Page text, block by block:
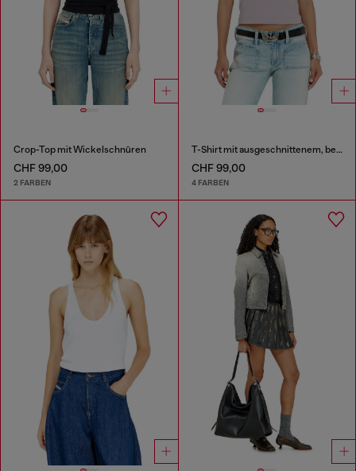
Crop-Top mit Wickelschnüren
CHF 99,00
2 FARBEN
T-Shirt mit ausgeschnittenem, besticktem Logo
CHF 99,00
4 FARBEN